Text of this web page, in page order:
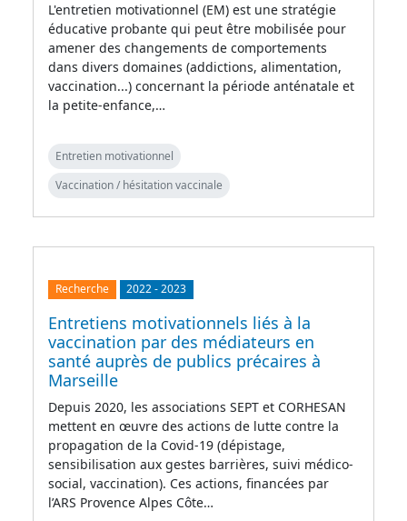
L'entretien motivationnel (EM) est une stratégie
éducative probante qui peut être mobilisée pour
amener des changements de comportements
dans divers domaines (addictions, alimentation,
vaccination...) concernant la période anténatale et
la petite-enfance,…
Entretien motivationnel
Vaccination / hésitation vaccinale
Recherche 2022-2023
Entretiens motivationnels liés à la
vaccination par des médiateurs en
santé auprès de publics précaires à
Marseille
Depuis 2020, les associations SEPT et CORHESAN
mettent en œuvre des actions de lutte contre la
propagation de la Covid-19 (dépistage,
sensibilisation aux gestes barrières, suivi médico-
social, vaccination). Ces actions, financées par
l’ARS Provence Alpes Côte…